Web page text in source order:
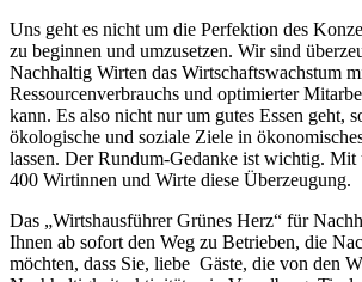
Uns geht es nicht um die Perfektion des
zu beginnen und umzusetzen. Wir sind
Nachhaltig Wirten das Wirtschaftswachstum
Ressourcenverbrauchs und optimierter
kann. Es also nicht nur um gutes Essen geht,
ökologische und soziale Ziele in
lassen. Der Rundum-Gedanke ist wichtig. Mit
400 Wirtinnen und Wirte diese Überzeugung.
Das „Wirtshausführer Grünes Herz“ für
Ihnen ab sofort den Weg zu Betrieben, die
möchten, dass Sie, liebe Gäste, die von den